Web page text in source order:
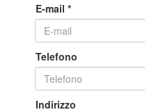
E-mail *
Telefono
Indirizzo